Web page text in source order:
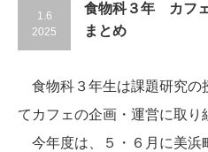
1.6
2025
食物科３年 カフ
まとめ
食物科３年生は課題研究の
てカフェの企画・運営に取り
今年度は、５・６月に美浜